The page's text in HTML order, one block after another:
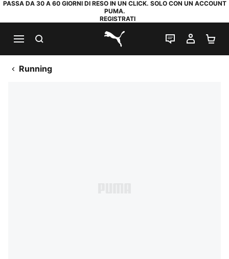
PASSA DA 30 A 60 GIORNI DI RESO IN UN CLICK. SOLO CON UN ACCOUNT
PUMA.
REGISTRATI
PUMA.com
CHAT IL MIO
Running